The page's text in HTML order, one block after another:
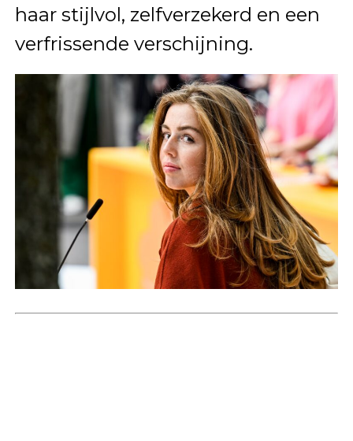
haar stijlvol, zelfverzekerd en een
verfrissende verschijning.